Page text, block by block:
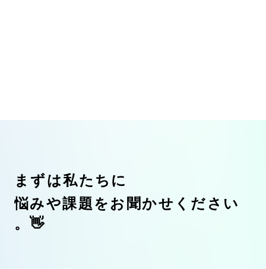
まずは私た ち に
悩みや課題を お 聞 かせ く だ さ い
。 👋